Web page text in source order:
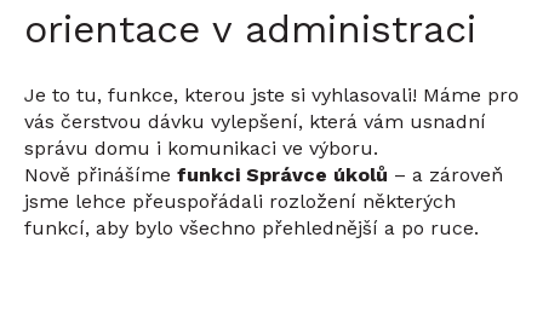
orientace v administraci
Je to tu, funkce, kterou jste si vyhlasovali! Máme pro
vás čerstvou dávku vylepšení, která vám usnadní
správu domu i komunikaci ve výboru.
Nově přinášíme funkci Správce úkolů – a zároveň
jsme lehce přeuspořádali rozložení některých
funkcí, aby bylo všechno přehlednější a po ruce.